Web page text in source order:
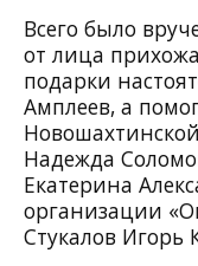
Всего было
от лица
подарки
Амплеев, а
Надежда
Екатерина
организации
Стукалов Игорь